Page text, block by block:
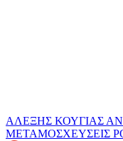
ΑΛΕΞΗΣ ΚΟΥΓΙΑΣ
ΜΕΤΑΜΟΣΧΕΥΣΕΙΣ